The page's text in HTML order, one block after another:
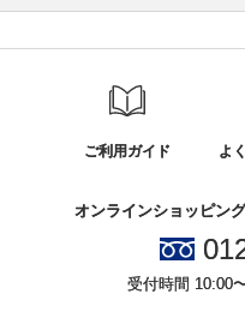
シャーベット（お中元）
ご利用ガイド よ
オンラインショッピン
受付時間 10:00